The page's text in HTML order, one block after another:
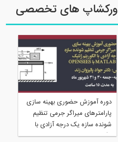
ورکشاپ های تخصصی
دوره آموزش حضوری بهینه سازی
پارامترهای میراگر جرمی تنظیم
شونده سازه یک درجه آزادی با
الگوریتم ژنتیک با ترکیب